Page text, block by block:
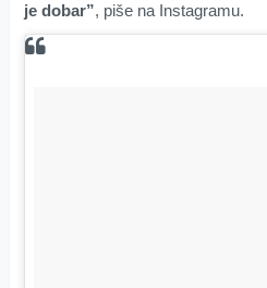
je dobar”, piše na Instagramu.